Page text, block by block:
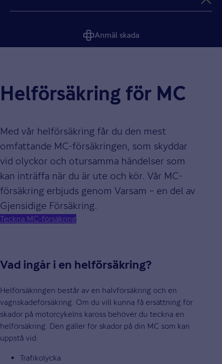
Anmäl skada
Helförsäkring för MC
Med vår helförsäkring får du den mest
omfattande MC-försäkringen, som skyddar
vid olyckor och otursamma händelser som
kan inträffa när du är ute och kör. Vår MC-
försäkring erbjuds genom Varsam – en del av
Gjensidige Försäkring.
Teckna MC-försäkring
Vad ingår i en helförsäkring?
Helförsäkringen består av en halvförsäkring och en
vagnskadeförsäkring. Om du vill kunna få ersättning för
skador på motorcykelns kaross behöver du teckna en
helförsäkring. Den gäller för skador på din MC som kan
uppstå vid:
Trafikolycka